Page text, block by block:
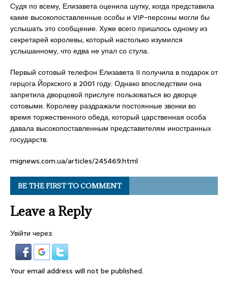
Судя по всему, Елизавета оценила шутку, когда представила
какие высокопоставленные особы и VIP-персоны могли бы
услышать это сообщение. Хуже всего пришлось одному из
секретарей королевы, который настолько изумился
услышанному, что едва не упал со стула.
Первый сотовый телефон Елизавета II получила в подарок от
герцога Йоркского в 2001 году. Однако впоследствии она
запретила дворцовой прислуге пользоваться во дворце
сотовыми. Королеву раздражали постоянные звонки во
время торжественного обеда, который царственная особа
давала высокопоставленным представителям иностранных
государств.
mignews.com.ua/articles/245469.html
BE THE FIRST TO COMMENT
Leave a Reply
Увійти через:
Your email address will not be published.